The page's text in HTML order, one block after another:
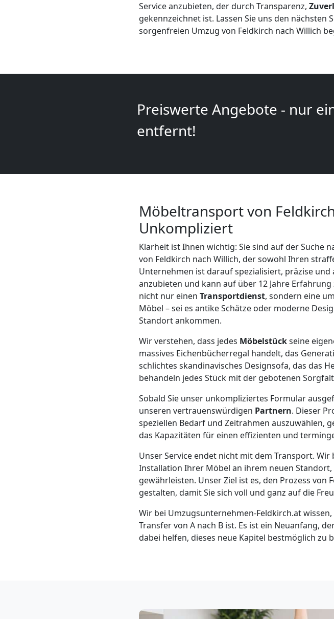
Service anzubieten, der durch Transparenz,
gekennzeichnet ist. Lassen Sie uns den
sorgenfreien Umzug von Feldkirch nach Willich
Preiswerte Angebote - nur
entfernt!
Möbeltransport von
Unkompliziert
Klarheit ist Ihnen wichtig: Sie sind auf der Suche
von Feldkirch nach Willich, der sowohl Ihren
Unternehmen ist darauf spezialisiert, präzise
anzubieten und kann auf über 12 Jahre
nicht nur einen Transportdienst, sondern eine
Möbel – sei es antike Schätze oder moderne
Standort ankommen.
Wir verstehen, dass jedes Möbelstückseine
massives Eichenbücherregal handelt, das
schlichtes skandinavisches Designsofa, das das
behandeln jedes Stück mit der gebotenen
Sobald Sie unser unkompliziertes Formular
unseren vertrauenswürdigen Partnern. Dieser
speziellen Bedarf und Zeitrahmen auszuwählen,
das Kapazitäten für einen effizienten und
Unser Service endet nicht mit dem Transport.
Installation Ihrer Möbel an ihrem neuen
gewährleisten. Unser Ziel ist es, den Prozess von
gestalten, damit Sie sich voll und ganz auf die
Wir bei Umzugsunternehmen-Feldkirch.at
Transfer von A nach B ist. Es ist ein Neuanfang,
dabei helfen, dieses neue Kapitel bestmöglich zu
Klaviertransport